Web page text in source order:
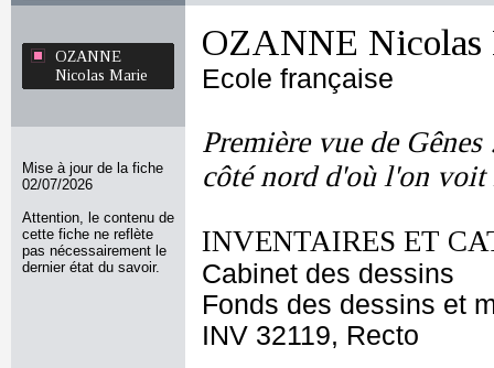
OZANNE
Nicolas Marie
Mise à jour de la fiche
02/07/2026
Attention, le contenu de
cette fiche ne reflète
pas nécessairement le
dernier état du savoir.
OZANNE Nicolas
Ecole française
Première vue de
côté nord d'où l'on
INVENTAIRES ET
Cabinet des dessins
Fonds des dessins et
INV 32119, Recto